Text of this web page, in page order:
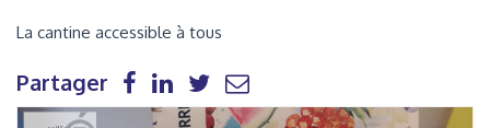
La cantine accessible à tous
Partager